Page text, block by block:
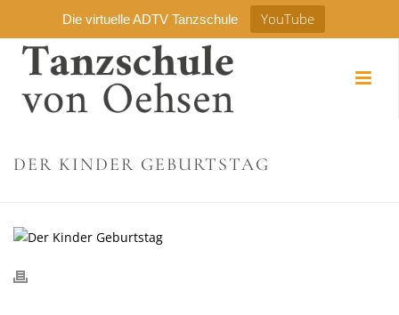
Die virtuelle ADTV Tanzschule YouTube
DER KINDER GEBURTSTAG